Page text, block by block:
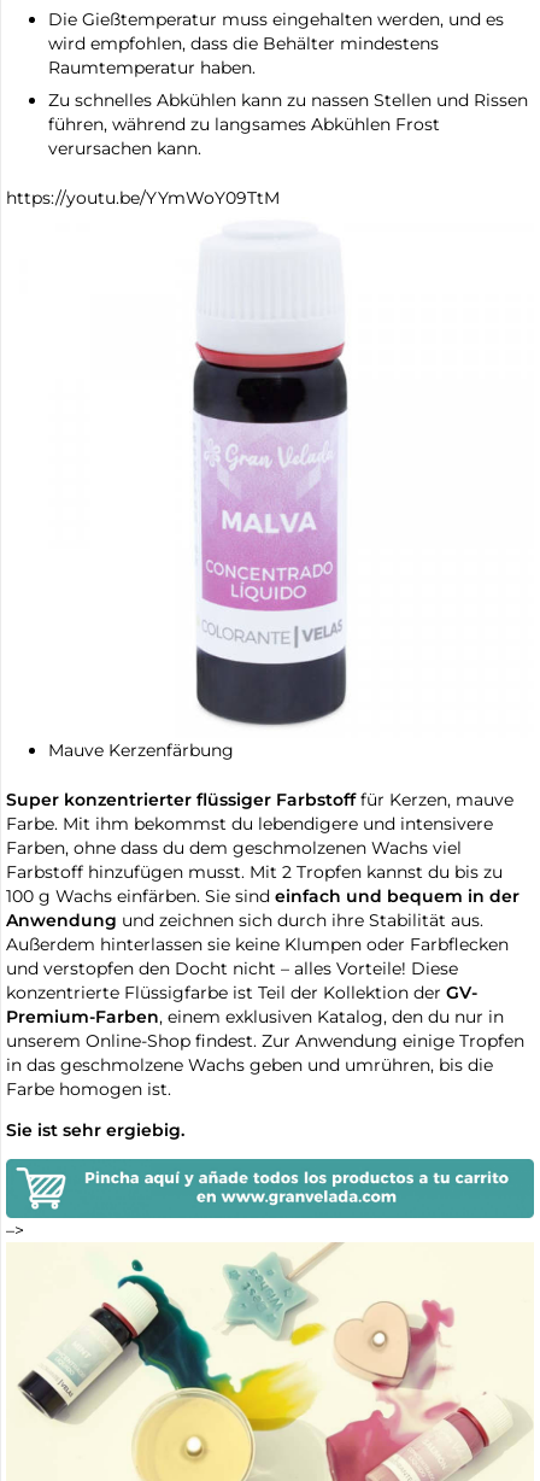
Die Gießtemperatur muss eingehalten werden, und es
wird empfohlen, dass die Behälter mindestens
Raumtemperatur haben.
Zu schnelles Abkühlen kann zu nassen Stellen und Rissen
führen, während zu langsames Abkühlen Frost
verursachen kann.
https://youtu.be/YYmWoY09TtM
Mauve Kerzenfärbung
Super konzentrierter flüssiger Farbstofffür Kerzen, mauve
Farbe. Mit ihm bekommst du lebendigere und intensivere
Farben, ohne dass du dem geschmolzenen Wachs viel
Farbstoff hinzufügen musst. Mit 2 Tropfen kannst du bis zu
100 g Wachs einfärben. Sie sind einfach und bequem in der
Anwendung und zeichnen sich durch ihre Stabilität aus.
Außerdem hinterlassen sie keine Klumpen oder Farbflecken
und verstopfen den Docht nicht – alles Vorteile! Diese
konzentrierte Flüssigfarbe ist Teil der Kollektion der GV-
Premium-Farben, einem exklusiven Katalog, den du nur in
unserem Online-Shop findest. Zur Anwendung einige Tropfen
in das geschmolzene Wachs geben und umrühren, bis die
Farbe homogen ist.
Sie ist sehr ergiebig.
–>